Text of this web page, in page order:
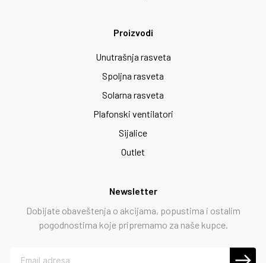
Proizvodi
Unutrašnja rasveta
Spoljna rasveta
Solarna rasveta
Plafonski ventilatori
Sijalice
Outlet
Newsletter
Dobijate obaveštenja o akcijama, popustima i ostalim
pogodnostima koje pripremamo za naše kupce.